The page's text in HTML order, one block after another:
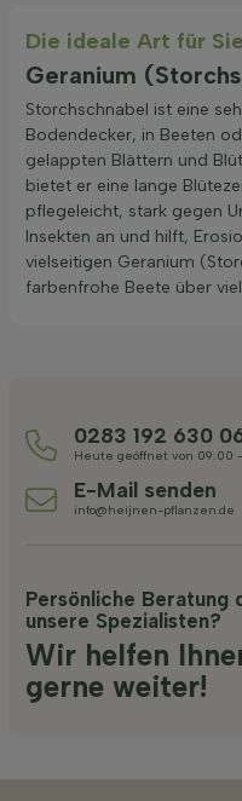
Die ideale Art für Sie
Geranium
Storchschnabel ist eine
Bodendecker, in Beeten
gelappten Blättern und
bietet er eine lange
pflegeleicht, stark gegen
Insekten an und hilft,
vielseitigen Geranium
farbenfrohe Beete über
0283 192 630
Heute geöffnet von 09:00 -
E-Mail senden
info@heijnen-pflanzen.de
Persönliche Beratung
unsere Spezialisten?
Wir helfen
gerne weiter!